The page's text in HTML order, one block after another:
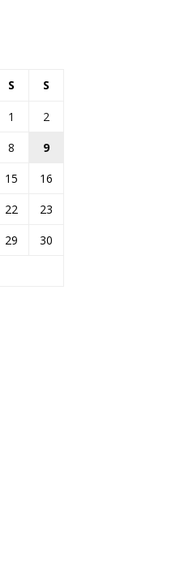
S S
1
2
8
9
15
16
22
23
29
30